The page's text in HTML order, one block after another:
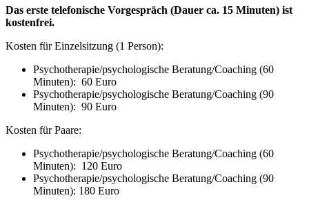
Das erste telefonische Vorgespräch (Dauer ca. 15 Minuten) ist
kostenfrei.
Kosten für Einzelsitzung (1 Person):
Psychotherapie/psychologische Beratung/Coaching (60
Minuten): 60 Euro
Psychotherapie/psychologische Beratung/Coaching (90
Minuten): 90 Euro
Kosten für Paare:
Psychotherapie/psychologische Beratung/Coaching (60
Minuten): 120 Euro
Psychotherapie/psychologische Beratung/Coaching (90
Minuten): 180 Euro